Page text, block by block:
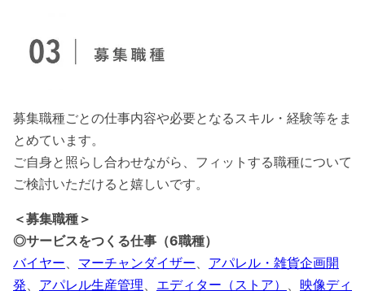
募集職種ごとの仕事内容や必要となるスキル・経験等をま
とめています。
ご自身と照らし合わせながら、フィットする職種について
ご検討いただけると嬉しいです。
＜募集職種＞
◎サービスをつくる仕事（6職種）
バイヤー、 マーチャンダイザー、 アパレル・雑貨企画開
発、 アパレル生産管理、 エディター（ストア） 、 映像ディ